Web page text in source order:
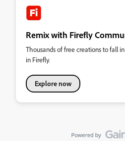
Remix with Firefly
Thousands of free creations to fall
in Firefly.
Explore now